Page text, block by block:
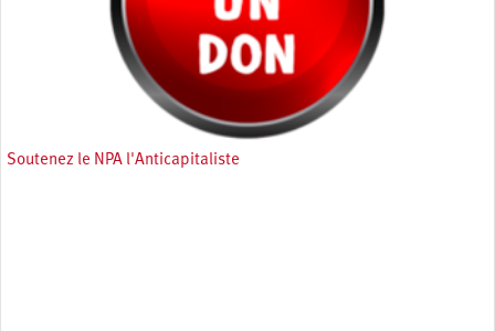
Soutenez le NPA l'Anticapitaliste